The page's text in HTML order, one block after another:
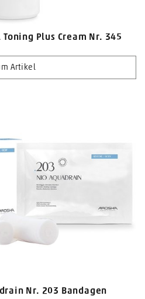
Toning Plus Cream Nr. 345
Artikel
Nr. 203 Bandagen